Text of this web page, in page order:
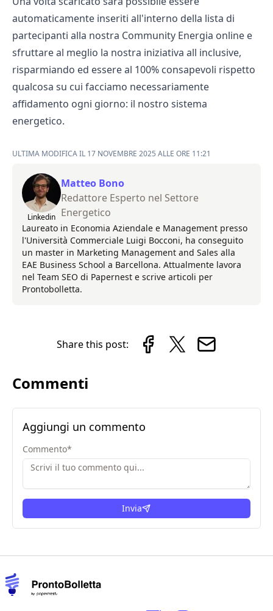
automaticamente inseriti all'interno della lista di
partecipanti alla nostra Community Energia online e
sfruttare al meglio la nostra iniziativa all inclusive,
risparmiando ed essere al 100% consapevoli rispetto
qualcosa su cui facciamo necessariamente
affidamento ogni giorno: il nostro sistema
energetico.
ULTIMA MODIFICA IL 17 NOVEMBRE 2025 ALLE ORE 11:21
Linkedin
Matteo Bono
Redattore Esperto nel Settore
Energetico
Laureato in Economia Aziendale e Management presso
l'Università Commerciale Luigi Bocconi, ha conseguito
un master in Marketing Management and Sales alla
EAE Business School a Barcellona. Attualmente lavora
nel Team SEO di Papernest e scrive articoli per
Prontobolletta.
Share this post:
Commenti
Aggiungi un commento
Commento*
Invia